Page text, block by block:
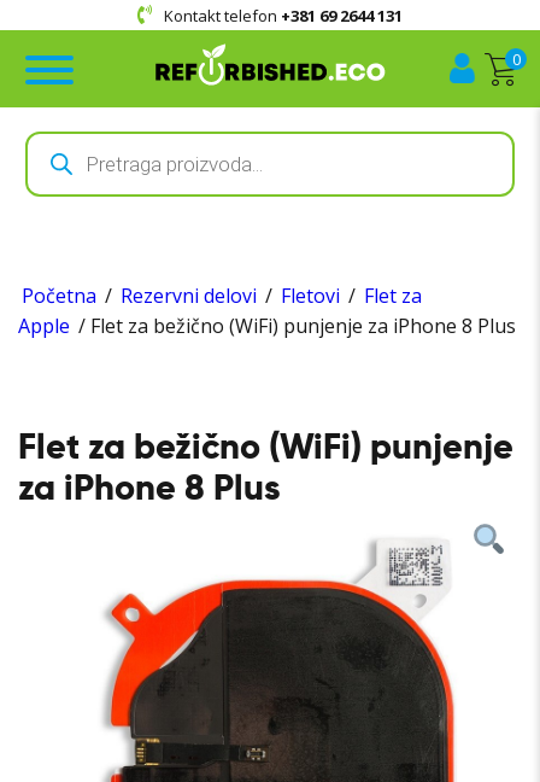
Kontakt telefon +381 69 2644 131
0
Products
search
Početna / Rezervni delovi / Fletovi / Flet za
Apple / Flet za bežično (WiFi) punjenje za iPhone 8 Plus
Flet za bežično (WiFi) punjenje
za iPhone 8 Plus